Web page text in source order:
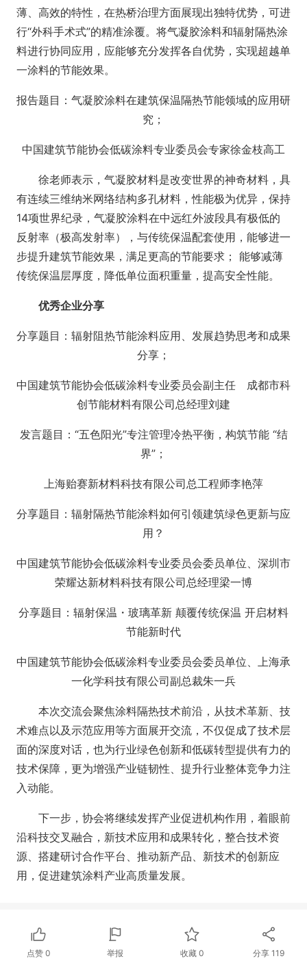
薄、高效的特性，在热桥治理方面展现出独特优势，可进
行“外科手术式”的精准涂覆。将气凝胶涂料和辐射隔热涂
料进行协同应用，应能够充分发挥各自优势，实现超越单
一涂料的节能效果。
报告题目：气凝胶涂料在建筑保温隔热节能领域的应用研
究；
中国建筑节能协会低碳涂料专业委员会专家徐金枝高工
徐老师表示，气凝胶材料是改变世界的神奇材料，具
有连续三维纳米网络结构多孔材料，性能极为优异，保持
14项世界纪录，气凝胶涂料在中远红外波段具有极低的
反射率（极高发射率），与传统保温配套使用，能够进一
步提升建筑节能效果，满足更高的节能要求； 能够减薄
传统保温层厚度，降低单位面积重量，提高安全性能。
优秀企业分享
分享题目：辐射阻热节能涂料应用、发展趋势思考和成果
分享；
中国建筑节能协会低碳涂料专业委员会副主任 成都市科
创节能材料有限公司总经理刘建
发言题目：“五色阳光”专注管理冷热平衡，构筑节能 “结
界”；
上海贻赛新材料科技有限公司总工程师李艳萍
分享题目：辐射隔热节能涂料如何引领建筑绿色更新与应
用？
中国建筑节能协会低碳涂料专业委员会委员单位、深圳市
荣耀达新材料科技有限公司总经理梁一博
分享题目：辐射保温・玻璃革新 颠覆传统保温 开启材料
节能新时代
中国建筑节能协会低碳涂料专业委员会委员单位、上海承
一化学科技有限公司副总裁朱一兵
本次交流会聚焦涂料隔热技术前沿，从技术革新、技
术难点以及示范应用等方面展开交流，不仅促成了技术层
面的深度对话，也为行业绿色创新和低碳转型提供有力的
技术保障，更为增强产业链韧性、提升行业整体竞争力注
入动能。
下一步，协会将继续发挥产业促进机构作用，着眼前
沿科技交叉融合，新技术应用和成果转化，整合技术资
源、搭建研讨合作平台、推动新产品、新技术的创新应
用，促进建筑涂料产业高质量发展。
点赞 0 举报 收藏 0 分享 119